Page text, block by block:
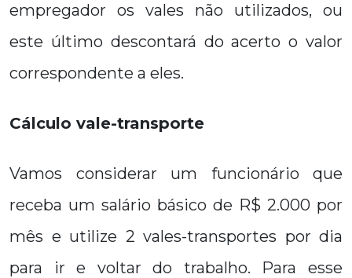
empregador os vales não utilizados, ou
este último descontará do acerto o valor
correspondente a eles.
Cálculo vale-transporte
Vamos considerar um funcionário que
receba um salário básico de R$ 2.000 por
mês e utilize 2 vales-transportes por dia
para ir e voltar do trabalho. Para esse